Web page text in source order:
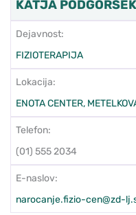
KATJA
Dejavnost:
FIZIOTERAPIJA
Lokacija:
ENOTA CENTER,
Telefon:
(01) 555 2034
E-naslov:
narocanje.fizio-cen@zd-